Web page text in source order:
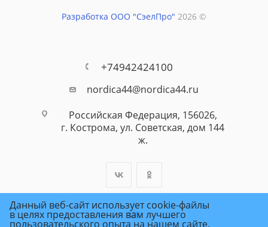
Разработка ООО "СэелПро" 2026 ©
+74942424100
nordica44@nordica44.ru
Российская Федерация, 156026,
г. Кострома, ул. Советская, дом 144
ж.
Данный веб-сайт использует cookie-файлы
в целях предоставления вам лучшего
пользовательского опыта на нашем сайте.